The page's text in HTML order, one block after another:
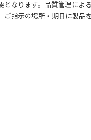
となります。品質管理によ
ご指示の場所・期日に製品